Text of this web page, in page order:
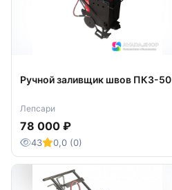
Ручной заливщик швов ПКЗ-50
Лепсари
78 000 ₽
43 0,0 (0)